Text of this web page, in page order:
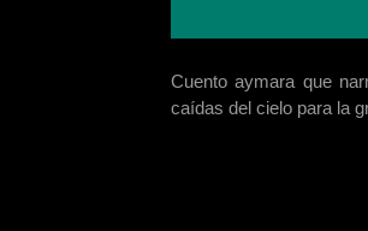
Cuento aymara que
caídas del cielo para la